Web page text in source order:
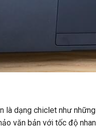
là dạng chiclet như
văn bản với tốc độ